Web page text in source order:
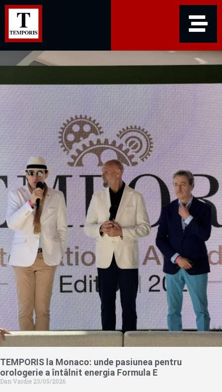
TEMPORIS la Monaco: unde pasiunea pentru
orologerie a întâlnit energia Formula E
Dan Vardie 23/05/2026